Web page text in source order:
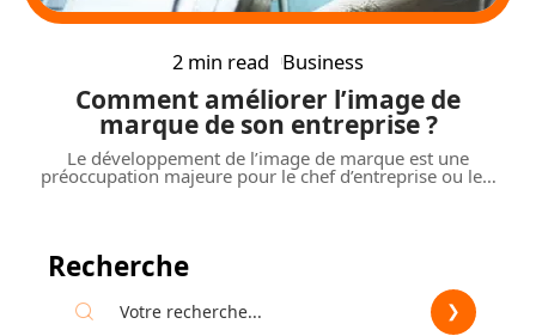
2 min read Business
Comment améliorer l’image de
marque de son entreprise ?
Le développement de l’image de marque est une
préoccupation majeure pour le chef d’entreprise ou le…
Recherche